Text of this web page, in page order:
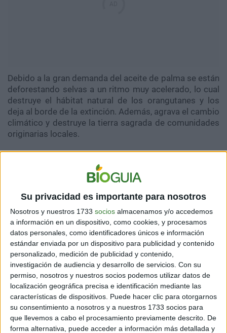
Su privacidad es importante para nosotros
Nosotros y nuestros 1733 socios almacenamos y/o accedemos
a información en un dispositivo, como cookies, y procesamos
datos personales, como identificadores únicos e información
estándar enviada por un dispositivo para publicidad y contenido
personalizado, medición de publicidad y contenido,
investigación de audiencia y desarrollo de servicios. Con su
permiso, nosotros y nuestros socios podemos utilizar datos de
localización geográfica precisa e identificación mediante las
características de dispositivos. Puede hacer clic para otorgarnos
su consentimiento a nosotros y a nuestros 1733 socios para
que llevemos a cabo el procesamiento previamente descrito. De
forma alternativa, puede acceder a información más detallada y
Debido a la gran demanda del aceite de palma se están
deforestando selvas a un ritmo muy acelerado, lo cual
destruye el hábitat natural de los orangutanes y los
deja al borde de la extinción. Además, agrava el cambio
climático y destruye la tierra sagrada de comunidades
originarias locales.
El equivalente a la superficie de un
campo de fútbol cada 25 segundos es
lo que se deforesta en Indonesia para
obtener el aceite de palma. Los
orangutanes de Borneo, que pasan más
del 90% de su vida en los árboles, se
han reducido a la mitad en los últimos
16 años.
"Rang-tan"fue realizado por la agencia Mother, dirigida
por Salon Alpin, y producida por Passion Animation
Studios.